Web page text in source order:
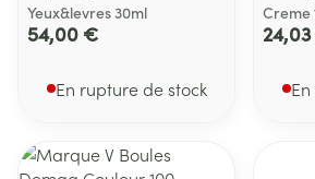
Yeux&levres 30ml
54,00 €
En rupture de stock
Creme